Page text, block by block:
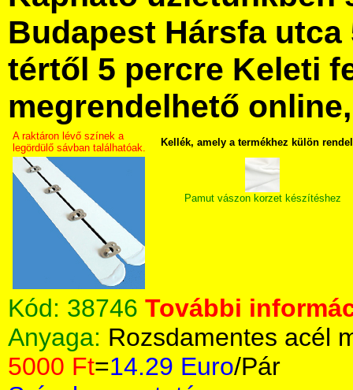
Budapest Hársfa utca
tértől 5 percre Keleti
megrendelhető
A raktáron lévő színek a
legördülő sávban találhatóak.
Kellék, amely a termékhez külön
Pamut vászon korzet készítéshez
Kód: 38746 További
Anyaga: Rozsdamentes acél
5000 Ft=14.29 Euro/Pár